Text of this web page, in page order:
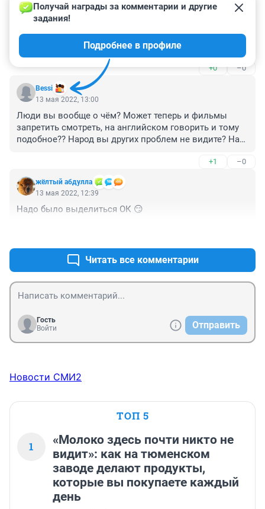
17 мая 2022, 02:04
Творец вообще представлений не имеет о военных
одеждах россиян? И сюжет крутой, убегает от места
+0 –0
Bessi
Получай награды за комментарии и другие
задания!
Подробнее в профиле
13 мая 2022, 13:00
Люди вы вообще о чём? Может теперь и фильмы
запретить смотреть, на английском говорить и тому
подобное?? Народ вы других проблем не видите? Нас
+1 –0
жёлтый абдулла
13 мая 2022, 12:39
Надо было выделиться ОК 😏
Читать все комментарии
Гость
Войти
Отправить
Новости СМИ2
ТОП 5
1
«Молоко здесь почти никто не
видит»: как на тюменском
заводе делают продукты,
которые вы покупаете каждый
день